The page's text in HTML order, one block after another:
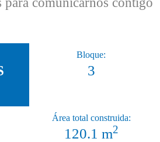
Bloque:
3
Área total construida:
120.1 m2